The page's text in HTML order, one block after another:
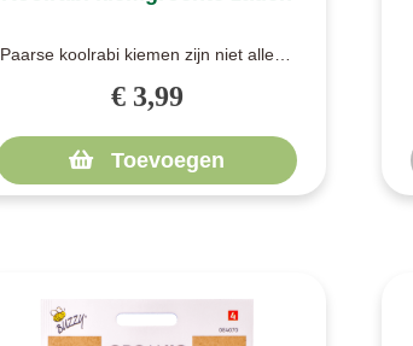
Paarse koolrabi kiemen zijn niet alleen
€ 3,99
Toevoegen